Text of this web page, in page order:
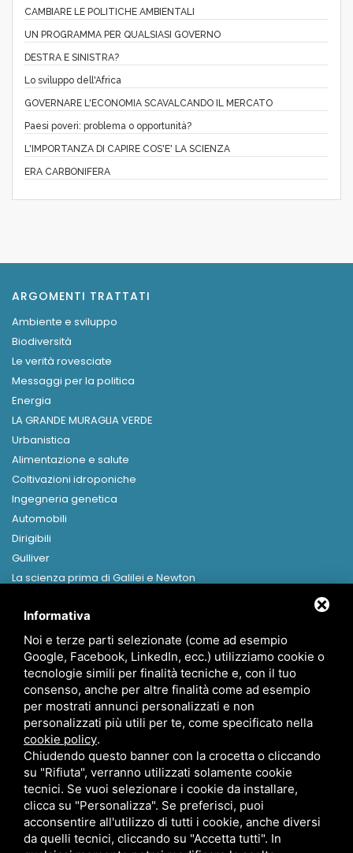
CAMBIARE LE POLITICHE AMBIENTALI
UN PROGRAMMA PER QUALSIASI GOVERNO
DESTRA E SINISTRA?
Lo sviluppo dell'Africa
GOVERNARE L'ECONOMIA SCAVALCANDO IL MERCATO
Paesi poveri: problema o opportunità?
L'IMPORTANZA DI CAPIRE COS'E' LA SCIENZA
ERA CARBONIFERA
ARGOMENTI TRATTATI
Ambiente e sviluppo
Biodiversità
Le verità rovesciate
Messaggi per la politica
Energia
LA GRANDE MURAGLIA VERDE
Urbanistica
Alimentazione e salute
Coltivazioni idroponiche
Ingegneria genetica
Automobili
Dirigibili
Gulliver
La scienza prima di Galilei e Newton
Home
Presentazione
Canapa
News
Contatti
info@ecofantascienza.it
Informativa
Noi e terze parti selezionate (come ad esempio
Google, Facebook, LinkedIn, ecc.) utilizziamo cookie o
tecnologie simili per finalità tecniche e, con il tuo
consenso, anche per altre finalità come ad esempio
per mostrati annunci personalizzati e non
personalizzati più utili per te, come specificato nella
cookie policy.
Chiudendo questo banner con la crocetta o cliccando
su "Rifiuta", verranno utilizzati solamente cookie
tecnici. Se vuoi selezionare i cookie da installare,
clicca su "Personalizza". Se preferisci, puoi
acconsentire all'utilizzo di tutti i cookie, anche diversi
da quelli tecnici, cliccando su "Accetta tutti". In